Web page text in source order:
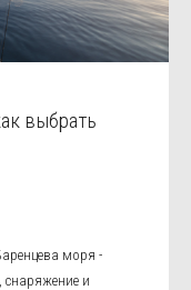
выбрать
моря -
и